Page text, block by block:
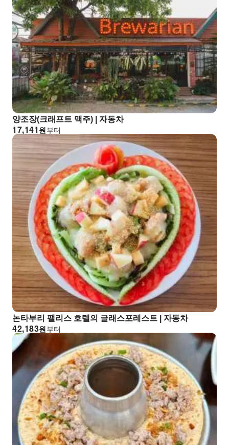
양조장(크래프트 맥주) | 자동차
원
17,141 부터
논타부리 팰리스 호텔의 글래스포레스트 | 자동차
원
42,183 부터